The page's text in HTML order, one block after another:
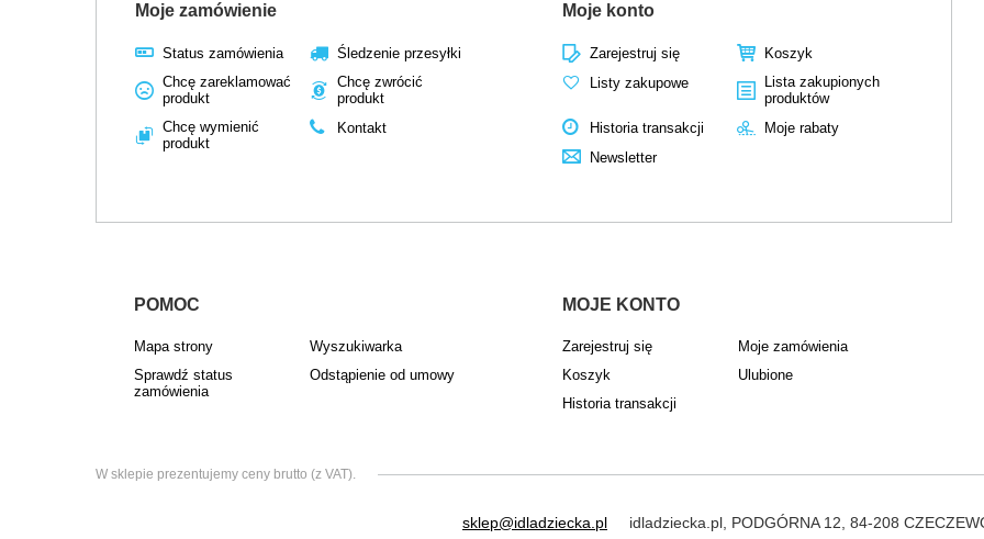
Moje zamówienie
Status zamówienia
Śledzenie przesyłki
Chcę zareklamować
produkt
Chcę zwrócić
produkt
Chcę wymienić
produkt
Kontakt
Moje konto
Zarejestruj się
Koszyk
Listy zakupowe
Lista zakupionych
produktów
Historia transakcji
Moje rabaty
Newsletter
POMOC
Mapa strony
Wyszukiwarka
Sprawdź status
zamówienia
Odstąpienie od umowy
MOJE KONTO
Zarejestruj się
Moje zamówienia
Koszyk
Ulubione
Historia transakcji
W sklepie prezentujemy ceny brutto (z VAT).
sklep@idladziecka.pl idladziecka.pl PODGÓRNA 12 84-208